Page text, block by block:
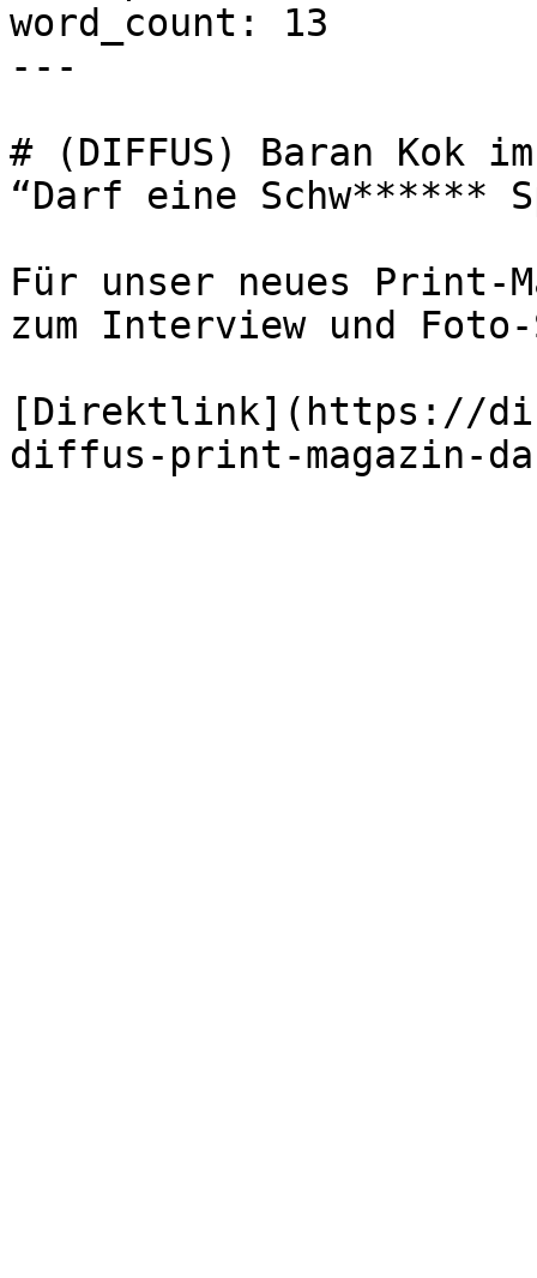
word_count: 13
---
# (DIFFUS) Baran Kok
“Darf eine Schw******
Für unser neues Print-
zum Interview und
[Direktlink](https://
diffus-print-magazin-